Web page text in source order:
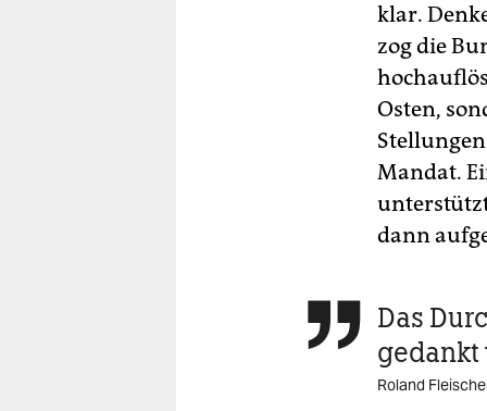
klar.
zog die
Osten,
Mandat.
dann
 Das
Roland